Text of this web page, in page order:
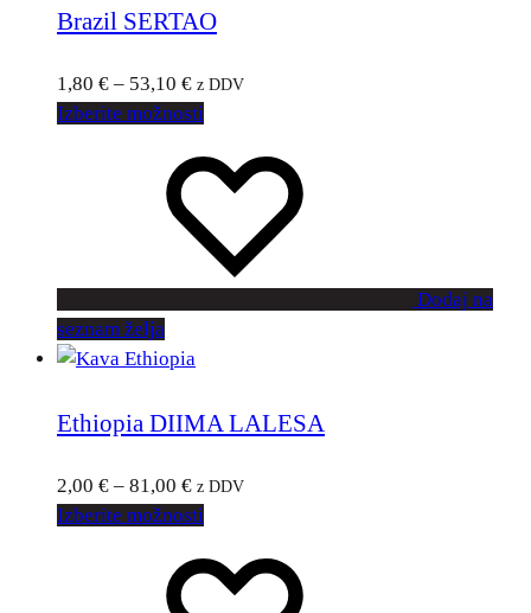
Brazil SERTAO
1,80 € – 53,10 € z DDV
Izberite možnosti
Dodaj na
seznam želja
Ethiopia DIIMA LALESA
2,00 € – 81,00 € z DDV
Izberite možnosti